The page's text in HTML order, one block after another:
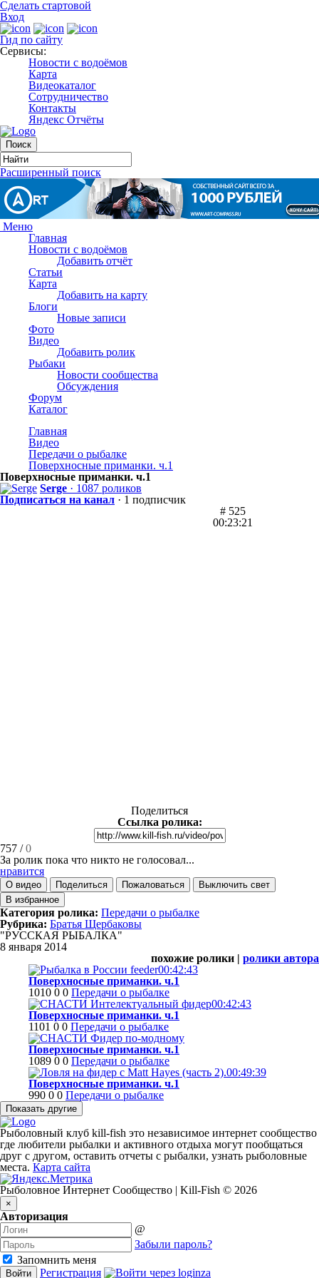
Сделать стартовой
Вход
Гид по сайту
Сервисы:
Новости с водоёмов
Карта
Видеокаталог
Сотрудничество
Контакты
Яндекс Отчёты
Расширенный поиск
Меню
Главная
Новости с водоёмов
Добавить отчёт
Статьи
Карта
Добавить на карту
Блоги
Новые записи
Фото
Видео
Добавить ролик
Рыбаки
Новости сообщества
Обсуждения
Форум
Каталог
Главная
Видео
Передачи о рыбалке
Поверхносные приманки. ч.1
Поверхносные приманки. ч.1
Serge · 1087 роликов
Подписаться на канал · 1 подписчик
# 525
00:23:21
Поделиться
Ссылка ролика:
757 /0
За ролик пока что никто не голосовал...
нравится
О видео Поделиться Пожаловаться
Выключить свет
В избранное
Категория ролика: Передачи о рыбалке
Рубрика: Братья Щербаковы
"РУССКАЯ РЫБАЛКА"
8 января 2014
похожие ролики | ролики автора
00:42:43
Поверхносные приманки. ч.1
1010 0 0 Передачи о рыбалке
00:42:43
Поверхносные приманки. ч.1
1101 0 0 Передачи о рыбалке
Поверхносные приманки. ч.1
1089 0 0 Передачи о рыбалке
00:49:39
Поверхносные приманки. ч.1
990 0 0 Передачи о рыбалке
Рыболовный клуб kill-fish это независимое интернет сообщество
где любители рыбалки и активного отдыха могут пообщаться
друг с другом, оставить отчеты с рыбалки, узнать рыболовные
места. Карта сайта
Рыболовное Интернет Сообщество | Kill-Fish © 2026
×
Авторизация
@
Забыли пароль?
Запомнить меня
Войти Регистрация